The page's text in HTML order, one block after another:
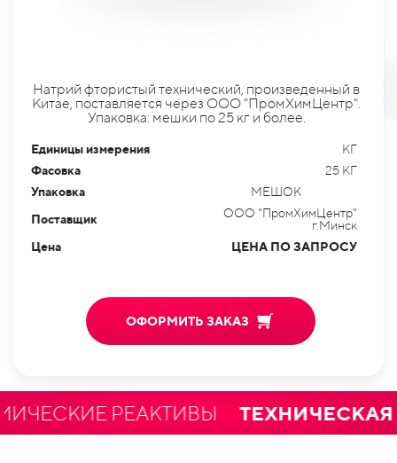
Натрий фтористый технический, произведенный в
Китае, поставляется через ООО "ПромХимЦентр".
Упаковка: мешки по 25 кг и более.
Единицы измерения
КГ
Фасовка
25 КГ
Упаковка
МЕШОК
Поставщик
ООО "ПромХимЦентр"
г.Минск
Цена
ЦЕНА ПО ЗАПРОСУ
ОФОРМИТЬ ЗАКАЗ
РЕАКТИВЫТЕХНИЧЕСКАЯ И